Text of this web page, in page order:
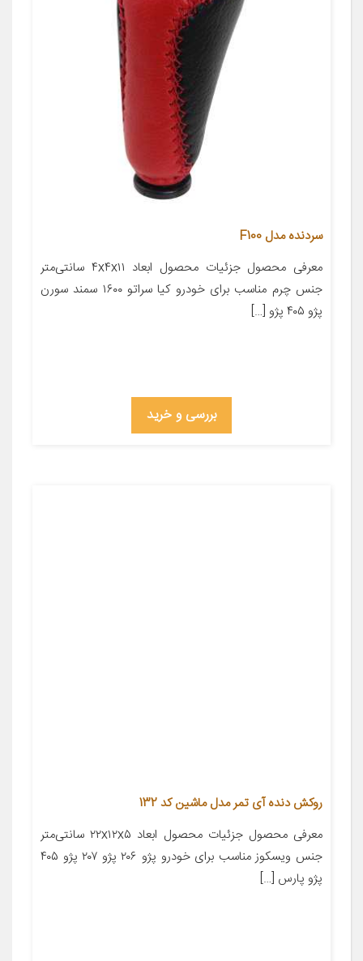
سردنده مدل F100
معرفی محصول جزئیات محصول ابعاد ۴x۴x۱۱ سانتی‌متر
جنس چرم مناسب برای خودرو کیا سراتو ۱۶۰۰ سمند سورن
پژو ۴۰۵ پژو […]
بررسی و خرید
روکش دنده آی تمر مدل ماشین کد 132
معرفی محصول جزئیات محصول ابعاد ۲۲x۱۲x۵ سانتی‌متر
جنس ویسکوز مناسب برای خودرو پژو ۲۰۶ پژو ۲۰۷ پژو ۴۰۵
پژو پارس […]